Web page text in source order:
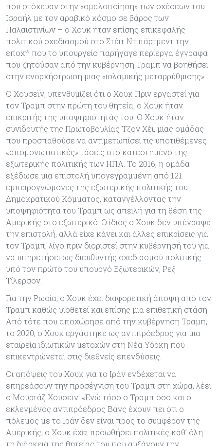
που στόχευαν στην «ομαλοποίηση» των σχέσεων του
Ισραήλ με τον αραβικό κόσμο σε βάρος των
Παλαιστινίων – ο Χουκ ήταν επίσης επικεφαλής
πολιτικού σχεδιασμού στο Στέιτ Ντιπάρτμεντ την
εποχή που το υπουργείο παρήγαγε περίεργα έγγραφα
που ζητούσαν από την κυβέρνηση Τραμπ να βοηθήσει
στην ενορχήστρωση μιας «ισλαμικής μεταρρύθμισης».
Ο Χουσεϊν, υπενθυμίζει ότι ο Χουκ Πριν εργαστεί για
τον Τραμπ στην πρώτη του θητεία, ο Χουκ ήταν
επικριτής της υποψηφιότητάς του. Ο Χουκ ήταν
συνιδρυτής της Πρωτοβουλίας Τζον Χέι, μιας ομάδας
που προσπαθούσε να αντιμετωπίσει τις υποτιθέμενες
«απομονωτιστικές» τάσεις στο κατεστημένο της
εξωτερικής πολιτικής των ΗΠΑ. Το 2016, η ομάδα
εξέδωσε μια επιστολή υπογεγραμμένη από 121
εμπειρογνώμονες της εξωτερικής πολιτικής του
Δημοκρατικού Κόμματος, καταγγέλλοντας την
υποψηφιότητα του Τραμπ ως απειλή για τη θέση της
Αμερικής στο εξωτερικό. Ο ίδιος ο Χουκ δεν υπέγραψε
την επιστολή, αλλά είχε κάνει και άλλες επικρίσεις για
τον Τραμπ, λίγο πριν διοριστεί στην κυβέρνησή του για
να υπηρετήσει ως διευθυντής σχεδιασμού πολιτικής
υπό τον πρώτο του υπουργό Εξωτερικών, Ρεξ
Τίλερσον.
Για την Ρωσία, ο Χουκ έχει διαφορετική άποψη από τον
Τραμπ καθώς υιοθετεί και επίσης μια επιθετική στάση.
Από τότε που αποχώρησε από την κυβέρνηση Τραμπ,
το 2020, ο Χουκ εργάστηκε ως αντιπρόεδρος για μια
εταιρεία ιδιωτικών μετοχών στη Νέα Υόρκη που
επικεντρώνεται στις διεθνείς επενδύσεις.
Οι απόψεις του Χουκ για το Ιράν ενδέχεται να
επηρεάσουν την προσέγγιση του Τραμπ στη χώρα, λέει
ο Μουρτάζ Χουσεϊν. «Ενώ τόσο ο Τραμπ όσο και ο
εκλεγμένος αντιπρόεδρος Βανς έχουν πει ότι ο
πόλεμος με το Ιράν δεν είναι προς το συμφέρον της
Αμερικής, ο Χουκ έχει προωθήσει πολιτικές καθ’ όλη
τη διάρκεια της θητείας του που αυξάνουν την